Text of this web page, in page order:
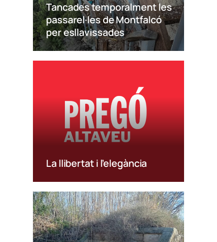
Tancades temporalment les
passarel·les de Montfalcó
per esllavissades
La llibertat i l’elegància